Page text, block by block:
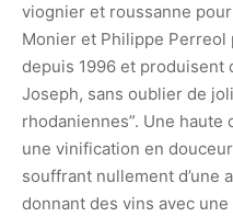
viognier et roussanne
Monier et Philippe Perreol
depuis 1996 et produisent
Joseph, sans oublier de
rhodaniennes”. Une
une vinification en
souffrant nullement d’une
donnant des vins avec